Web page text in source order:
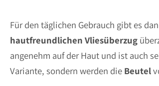
Für den täglichen Gebrauch gibt es
hautfreundlichen Vliesüberzug
angenehm auf der Haut und ist auch
Variante, sondern werden die Beutel